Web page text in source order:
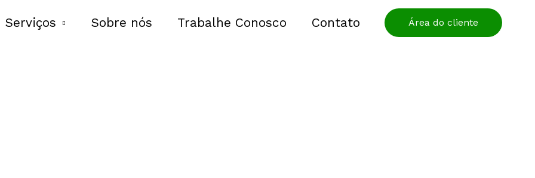
Serviços Sobre nós Trabalhe Conosco Contato Área do cliente